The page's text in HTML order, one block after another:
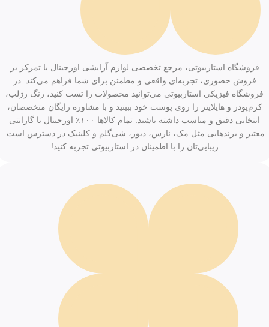
فروشگاه استاربیوتی، مرجع تخصصی لوازم آرایشی اورجینال با تمرکز بر
فروش حضوری، تجربه‌ای واقعی و مطمئن برای شما فراهم می‌کند. در
فروشگاه فیزیکی استاربیوتی می‌توانید محصولات را تست کنید، رنگ رژلب،
کرم‌پودر و هایلایتر را روی پوست خود ببینید و با مشاوره رایگان متخصصان،
انتخابی دقیق و مناسب داشته باشید. تمام کالاها ۱۰۰٪ اورجینال با گارانتی
معتبر و برندهایی مثل مک، نارس، دیور، شی‌گلم و کلینیک در دسترس است.
زیبایی‌تان را با اطمینان در استاربیوتی تجربه کنید!